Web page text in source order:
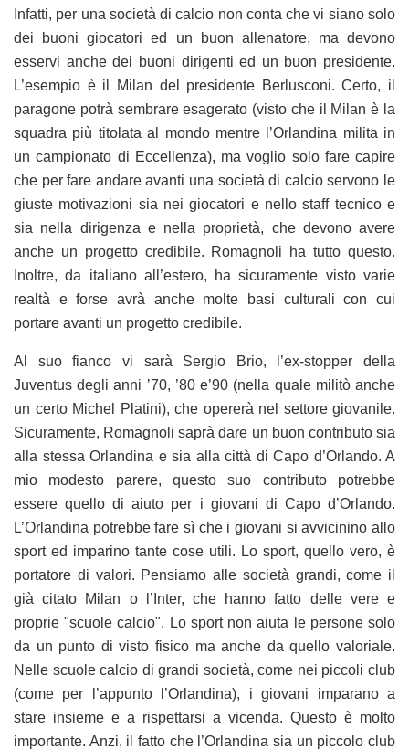
Infatti, per una società di calcio non conta che vi siano solo
dei buoni giocatori ed un buon allenatore, ma devono
esservi anche dei buoni dirigenti ed un buon presidente.
L’esempio è il Milan del presidente Berlusconi. Certo, il
paragone potrà sembrare esagerato (visto che il Milan è la
squadra più titolata al mondo mentre l’Orlandina milita in
un campionato di Eccellenza), ma voglio solo fare capire
che per fare andare avanti una società di calcio servono le
giuste motivazioni sia nei giocatori e nello staff tecnico e
sia nella dirigenza e nella proprietà, che devono avere
anche un progetto credibile. Romagnoli ha tutto questo.
Inoltre, da italiano all’estero, ha sicuramente visto varie
realtà e forse avrà anche molte basi culturali con cui
portare avanti un progetto credibile.
Al suo fianco vi sarà Sergio Brio, l’ex-stopper della
Juventus degli anni ’70, ’80 e’90 (nella quale militò anche
un certo Michel Platini), che opererà nel settore giovanile.
Sicuramente, Romagnoli saprà dare un buon contributo sia
alla stessa Orlandina e sia alla città di Capo d’Orlando. A
mio modesto parere, questo suo contributo potrebbe
essere quello di aiuto per i giovani di Capo d’Orlando.
L’Orlandina potrebbe fare sì che i giovani si avvicinino allo
sport ed imparino tante cose utili. Lo sport, quello vero, è
portatore di valori. Pensiamo alle società grandi, come il
già citato Milan o l’Inter, che hanno fatto delle vere e
proprie "scuole calcio". Lo sport non aiuta le persone solo
da un punto di visto fisico ma anche da quello valoriale.
Nelle scuole calcio di grandi società, come nei piccoli club
(come per l’appunto l’Orlandina), i giovani imparano a
stare insieme e a rispettarsi a vicenda. Questo è molto
importante. Anzi, il fatto che l’Orlandina sia un piccolo club